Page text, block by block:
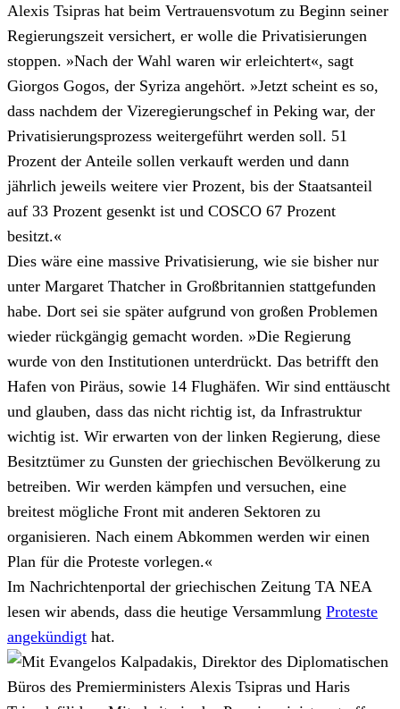
Alexis Tsipras hat beim Vertrauensvotum zu Beginn seiner
Regierungszeit versichert, er wolle die Privatisierungen
stoppen. »Nach der Wahl waren wir erleichtert«, sagt
Giorgos Gogos, der Syriza angehört. »Jetzt scheint es so,
dass nachdem der Vizeregierungschef in Peking war, der
Privatisierungsprozess weitergeführt werden soll. 51
Prozent der Anteile sollen verkauft werden und dann
jährlich jeweils weitere vier Prozent, bis der Staatsanteil
auf 33 Prozent gesenkt ist und COSCO 67 Prozent
besitzt.«
Dies wäre eine massive Privatisierung, wie sie bisher nur
unter Margaret Thatcher in Großbritannien stattgefunden
habe. Dort sei sie später aufgrund von großen Problemen
wieder rückgängig gemacht worden. »Die Regierung
wurde von den Institutionen unterdrückt. Das betrifft den
Hafen von Piräus, sowie 14 Flughäfen. Wir sind enttäuscht
und glauben, dass das nicht richtig ist, da Infrastruktur
wichtig ist. Wir erwarten von der linken Regierung, diese
Besitztümer zu Gunsten der griechischen Bevölkerung zu
betreiben. Wir werden kämpfen und versuchen, eine
breitest mögliche Front mit anderen Sektoren zu
organisieren. Nach einem Abkommen werden wir einen
Plan für die Proteste vorlegen.«
Im Nachrichtenportal der griechischen Zeitung TA NEA
lesen wir abends, dass die heutige Versammlung Proteste
angekündigt hat.